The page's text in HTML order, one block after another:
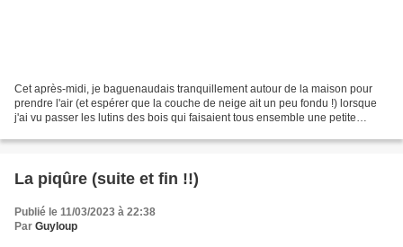
Cet après-midi, je baguenaudais tranquillement autour de la maison pour
prendre l'air (et espérer que la couche de neige ait un peu fondu !) lorsque
j'ai vu passer les lutins des bois qui faisaient tous ensemble une petite
La piqûre (suite et fin !!)
Publié le 11/03/2023 à 22:38
Par Guyloup